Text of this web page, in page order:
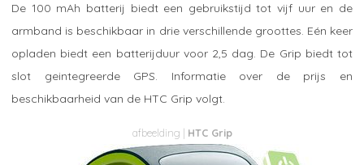
De 100 mAh batterij biedt een gebruikstijd tot vijf uur en de
armband is beschikbaar in drie verschillende groottes. Eén keer
opladen biedt een batterijduur voor 2,5 dag. De Grip biedt tot
slot geintegreerde GPS. Informatie over de prijs en
beschikbaarheid van de HTC Grip volgt.
HTC Grip